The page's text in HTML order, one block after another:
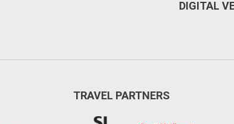
DIGITAL
TRAVEL PARTNERS